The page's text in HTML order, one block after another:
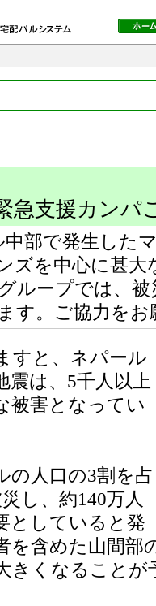
急支援カンパ
部で発生した
ズを中心に甚
ループでは、
す。ご協力を
すと、ネパール
震は、5千人以上
被害となってい
人口の3割を占
し、約140万人
としていると発
を含めた山間部
きくなることが